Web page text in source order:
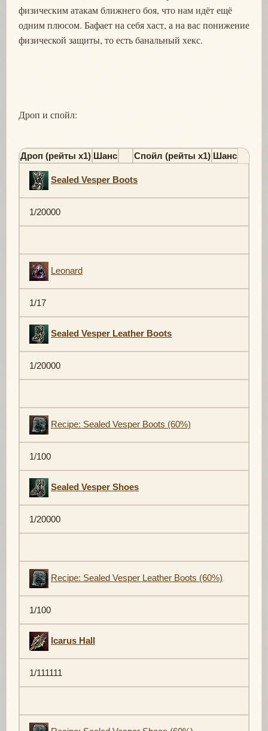
физическим атакам ближнего боя, что нам идёт ещё
одним плюсом. Бафает на себя хаст, а на вас понижение
физической защиты, то есть банальный хекс.
Дроп и спойл:
Дроп (рейты х1) Шанс Спойл (рейты х1) Шанс
Sealed Vesper Boots
1/20000
Leonard
1/17
Sealed Vesper Leather Boots
1/20000
Recipe: Sealed Vesper Boots (60%)
1/100
Sealed Vesper Shoes
1/20000
Recipe: Sealed Vesper Leather Boots (60%)
1/100
Icarus Hall
1/111111